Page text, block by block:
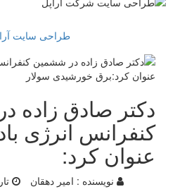
طراحی سایت
دکتر صادق زاده
کنفرانس انرژی
عنوان کرد:
نویسنده : امیر دهقان